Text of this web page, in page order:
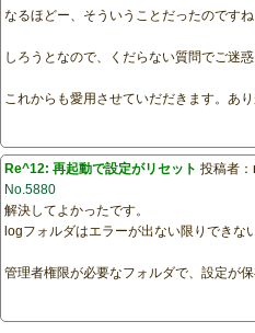
なるほどー、そういうことだったのですね
しろうとなので、くだらない質問でご迷
これからも愛用させていだだきます。あり
Re^12: 再起動で設定がリセット 投稿者：
No.5880
解決してよかったです。
logフォルダはエラーが出ない限りできな
管理者権限が必要なフォルダで、設定が